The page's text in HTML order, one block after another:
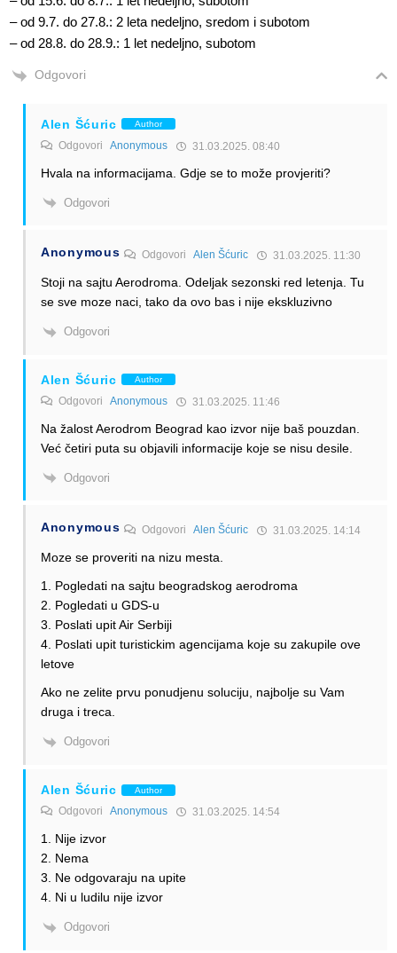
– od 9.7. do 27.8.: 2 leta nedeljno, sredom i subotom
– od 28.8. do 28.9.: 1 let nedeljno, subotom
Odgovori
Alen Šćuric Author
Odgovori Anonymous 31.03.2025. 08:40
Hvala na informacijama. Gdje se to može provjeriti?
Odgovori
Anonymous OdgovoriAlen Šćuric 31.03.2025. 11:30
Stoji na sajtu Aerodroma. Odeljak sezonski red letenja. Tu
se sve moze naci, tako da ovo bas i nije ekskluzivno
Odgovori
Alen Šćuric Author
Odgovori Anonymous 31.03.2025. 11:46
Na žalost Aerodrom Beograd kao izvor nije baš pouzdan.
Već četiri puta su objavili informacije koje se nisu desile.
Odgovori
Anonymous OdgovoriAlen Šćuric 31.03.2025. 14:14
Moze se proveriti na nizu mesta.
1. Pogledati na sajtu beogradskog aerodroma
2. Pogledati u GDS-u
3. Poslati upit Air Serbiji
4. Poslati upit turistickim agencijama koje su zakupile ove
letove
Ako ne zelite prvu ponudjenu soluciju, najbolje su Vam
druga i treca.
Odgovori
Alen Šćuric Author
Odgovori Anonymous 31.03.2025. 14:54
1. Nije izvor
2. Nema
3. Ne odgovaraju na upite
4. Ni u ludilu nije izvor
Odgovori